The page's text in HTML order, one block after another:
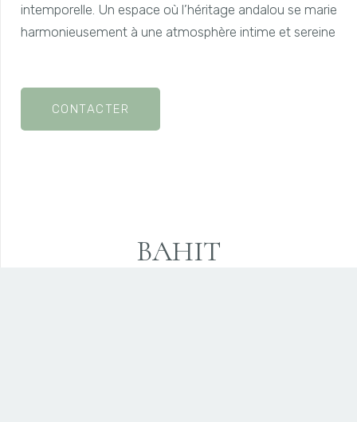
intemporelle. Un espace où l’héritage andalou se marie
harmonieusement à une atmosphère intime et sereine
CONTACTER
BAHIT